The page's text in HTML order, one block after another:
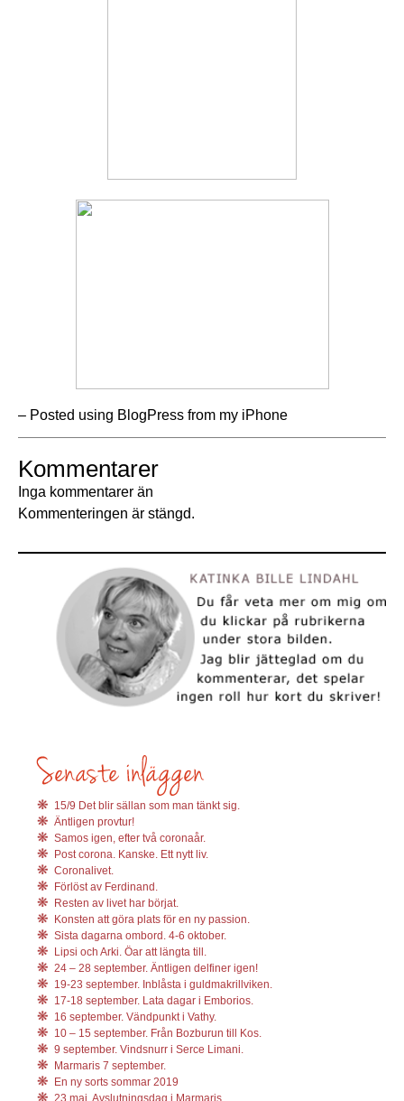
– Posted using BlogPress from my iPhone
Kommentarer
Inga kommentarer än
Kommenteringen är stängd.
15/9 Det blir sällan som man tänkt sig.
Äntligen provtur!
Samos igen, efter två coronaår.
Post corona. Kanske. Ett nytt liv.
Coronalivet.
Förlöst av Ferdinand.
Resten av livet har börjat.
Konsten att göra plats för en ny passion.
Sista dagarna ombord. 4-6 oktober.
Lipsi och Arki. Öar att längta till.
24 – 28 september. Äntligen delfiner igen!
19-23 september. Inblåsta i guldmakrillviken.
17-18 september. Lata dagar i Emborios.
16 september. Vändpunkt i Vathy.
10 – 15 september. Från Bozburun till Kos.
9 september. Vindsnurr i Serce Limani.
Marmaris 7 september.
En ny sorts sommar 2019
23 maj. Avslutningsdag i Marmaris.